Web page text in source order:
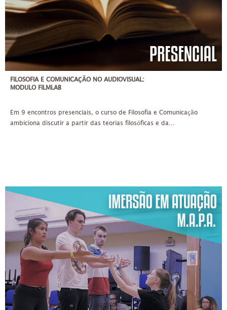
FILOSOFIA E COMUNICAÇÃO NO AUDIOVISUAL:
MODULO FILMLAB
Em 9 encontros presenciais, o curso de Filosofia e Comunicação
ambiciona discutir a partir das teorias filosóficas e da...
SEG, TER, QUA, QUI, SEX
22/03/2021
ATÉ 30 PESSOAS
ATÉ 3X DE 233,33